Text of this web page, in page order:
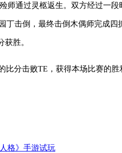
师通过灵柩返生。双方经过一
丁击倒，最终击倒木偶师完成四
胜。
比分击败TE，获得本场比赛的胜